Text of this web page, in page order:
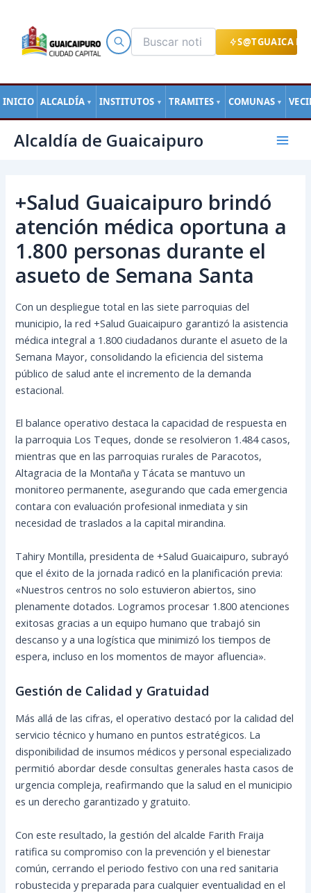
S@TGUAICA
INICIO ALCALDÍA ▼ INSTITUTOS ▼ TRAMITES ▼ COMUNAS ▼
contenido
Alcaldía de Guaicaipuro
Main
+Salud Guaicaipuro brindó
atención médica oportuna a
1.800 personas durante el
asueto de Semana Santa
Con un despliegue total en las siete parroquias del
municipio, la red +Salud Guaicaipuro garantizó la asistencia
médica integral a 1.800 ciudadanos durante el asueto de la
Semana Mayor, consolidando la eficiencia del sistema
público de salud ante el incremento de la demanda
estacional.
El balance operativo destaca la capacidad de respuesta en
la parroquia Los Teques, donde se resolvieron 1.484 casos,
mientras que en las parroquias rurales de Paracotos,
Altagracia de la Montaña y Tácata se mantuvo un
monitoreo permanente, asegurando que cada emergencia
contara con evaluación profesional inmediata y sin
necesidad de traslados a la capital mirandina.
Tahiry Montilla, presidenta de +Salud Guaicaipuro, subrayó
que el éxito de la jornada radicó en la planificación previa:
«Nuestros centros no solo estuvieron abiertos, sino
plenamente dotados. Logramos procesar 1.800 atenciones
exitosas gracias a un equipo humano que trabajó sin
descanso y a una logística que minimizó los tiempos de
espera, incluso en los momentos de mayor afluencia».
Gestión de Calidad y Gratuidad
Más allá de las cifras, el operativo destacó por la calidad del
servicio técnico y humano en puntos estratégicos. La
disponibilidad de insumos médicos y personal especializado
permitió abordar desde consultas generales hasta casos de
urgencia compleja, reafirmando que la salud en el municipio
es un derecho garantizado y gratuito.
Con este resultado, la gestión del alcalde Farith Fraija
ratifica su compromiso con la prevención y el bienestar
común, cerrando el periodo festivo con una red sanitaria
robustecida y preparada para cualquier eventualidad en el
de